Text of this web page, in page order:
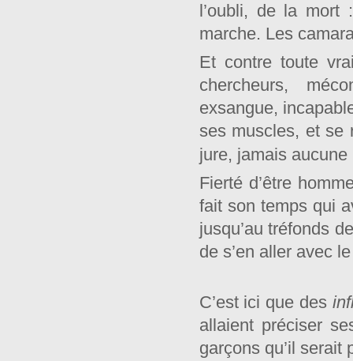
l’oubli, de la
marche. Les
Et contre toute
chercheurs,
exsangue,
ses muscles, et se
jure, jamais aucune
Fierté d’être
fait son temps qui
jusqu’au tréfonds
de s’en aller avec
C’est ici que des
allaient préciser
garçons qu’il serait